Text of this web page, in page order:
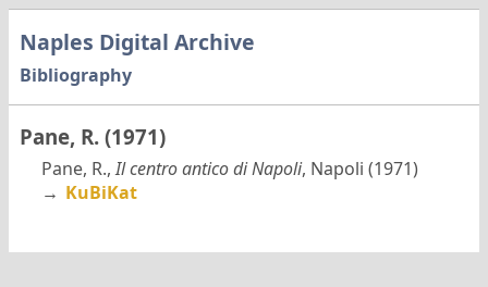
Naples Digital Archive
Bibliography
Pane, R. (1971)
Pane, R.,Il centro antico di Napoli, Napoli (1971)
→ KuBiKat